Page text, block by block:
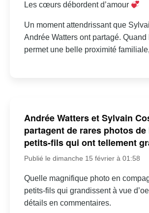
Les cœurs débordent d’amour
Un moment attendrissant que
Andrée Watters ont partagé. Quand
permet une belle proximité
Andrée Watters et Sylvain
partagent de rares photos
petits-fils qui ont tellement
Publié le dimanche 15 février à 01:58
Quelle magnifique photo en
petits-fils qui grandissent à vue
détails en commentaires.